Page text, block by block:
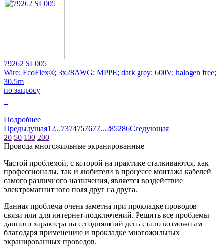
79262 SL005
Wire; EcoFlex®; 3x28AWG; MPPE; dark grey; 600V; halogen free;
30.5m
по запросу
Подробнее
Предыдущая1 2...7374757677...285286Следующая
20 50 100 200
Провода многожильные экранированные
Частой проблемой, с которой на практике сталкиваются, как
профессионалы, так и любители в процессе монтажа кабелей
самого различного назначения, является воздействие
электромагнитного поля друг на друга.
Данная проблема очень заметна при прокладке проводов
связи или для интернет-подключений. Решить все проблемы
данного характера на сегодняшний день стало возможным
благодаря применению и прокладке многожильных
экранированных проводов.